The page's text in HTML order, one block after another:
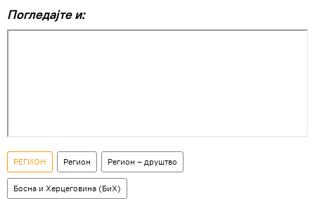
Погледајте и:
РЕГИОН Регион Регион – друштво
Босна и Херцеговина (БиХ)